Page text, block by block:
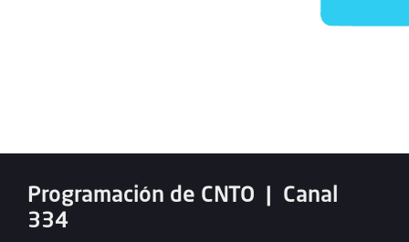
Programación de CNTO | Canal
334